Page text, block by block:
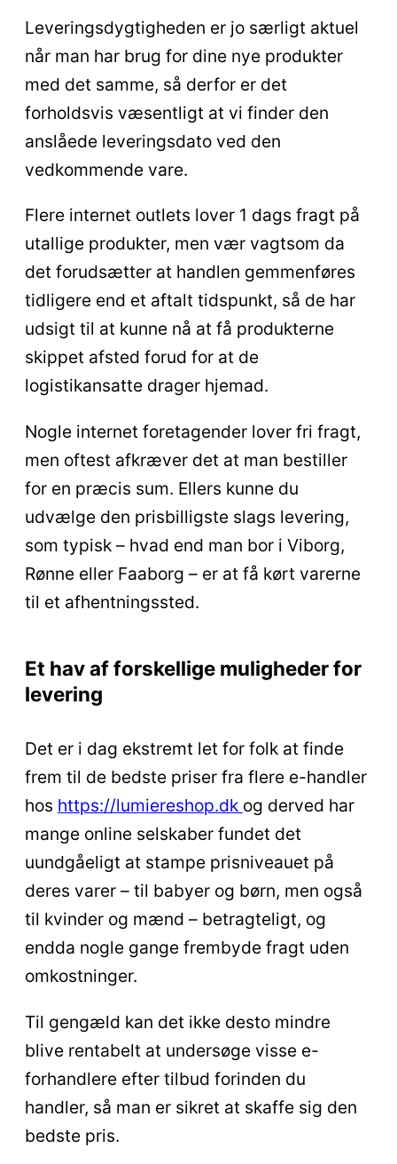
Leveringsdygtigheden er jo særligt aktuel
når man har brug for dine nye produkter
med det samme, så derfor er det
forholdsvis væsentligt at vi finder den
anslåede leveringsdato ved den
vedkommende vare.
Flere internet outlets lover 1 dags fragt på
utallige produkter, men vær vagtsom da
det forudsætter at handlen gemmenføres
tidligere end et aftalt tidspunkt, så de har
udsigt til at kunne nå at få produkterne
skippet afsted forud for at de
logistikansatte drager hjemad.
Nogle internet foretagender lover fri fragt,
men oftest afkræver det at man bestiller
for en præcis sum. Ellers kunne du
udvælge den prisbilligste slags levering,
som typisk – hvad end man bor i Viborg,
Rønne eller Faaborg – er at få kørt varerne
til et afhentningssted.
Et hav af forskellige muligheder for
levering
Det er i dag ekstremt let for folk at finde
frem til de bedste priser fra flere e-handler
hos https://lumiereshop.dk og derved har
mange online selskaber fundet det
uundgåeligt at stampe prisniveauet på
deres varer – til babyer og børn, men også
til kvinder og mænd – betragteligt, og
endda nogle gange frembyde fragt uden
omkostninger.
Til gengæld kan det ikke desto mindre
blive rentabelt at undersøge visse e-
forhandlere efter tilbud forinden du
handler, så man er sikret at skaffe sig den
bedste pris.